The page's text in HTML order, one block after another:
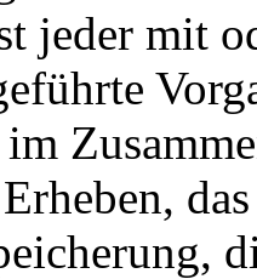
jeder mit